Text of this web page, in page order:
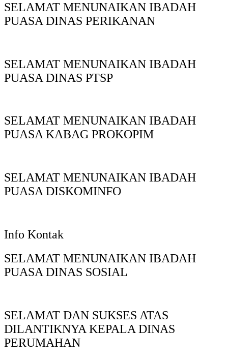
SELAMAT MENUNAIKAN IBADAH
PUASA DINAS PERIKANAN
SELAMAT MENUNAIKAN IBADAH
PUASA DINAS PTSP
SELAMAT MENUNAIKAN IBADAH
PUASA KABAG PROKOPIM
SELAMAT MENUNAIKAN IBADAH
PUASA DISKOMINFO
Info Kontak
SELAMAT MENUNAIKAN IBADAH
PUASA DINAS SOSIAL
SELAMAT DAN SUKSES ATAS
DILANTIKNYA KEPALA DINAS
PERUMAHAN